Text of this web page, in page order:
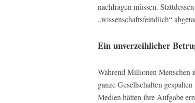
nachfragen müssen.
„wissenschaftsfeindlich“
Ein unverzeihlicher
Während Millionen Menschen
ganze Gesellschaften
Medien hätten ihre Aufgabe